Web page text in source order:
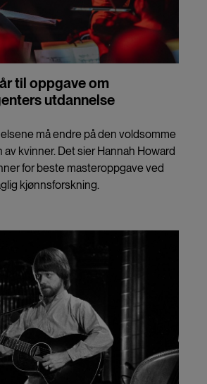
til oppgave om
utdannelse
må endre på den voldsomme
kvinner. Det sier Hannah Howard
for beste masteroppgave ved
kjønnsforskning.